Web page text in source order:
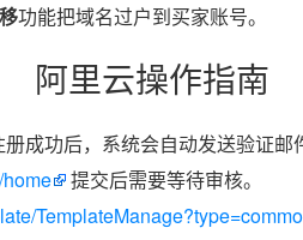
功能把域名过户到买家账号。
阿里云操作指南
册成功后，系统会自动发送验证邮
提交后需要等待审核。